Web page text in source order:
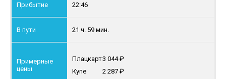
22:46
21 ч. 59 мин.
Плацкарт3 044
Купе
2 287